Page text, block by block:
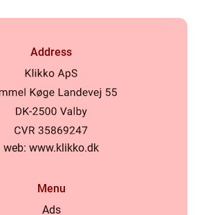
Address
web: www.klikko.dk
Menu
Ads